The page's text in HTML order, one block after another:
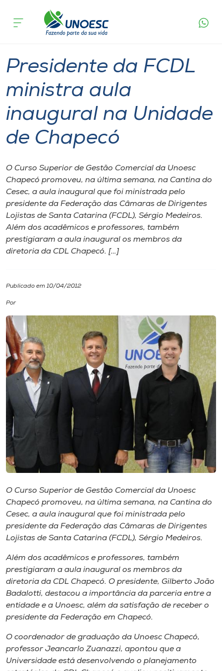
Cursos
Pesquisa
Atendimento ao Estudante
Portal de Ensino
A
Unoesc
Internacionalização
I.nova
Cultura
CPA
Biblioteca
Editora
Rádio
Museu
Store
Selecione
acontece
Presidente da FCDL
ministra aula
inaugural na Unidade
de Chapecó
O Curso Superior de Gestão Comercial da Unoesc
Chapecó promoveu, na última semana, na Cantina do
Cesec, a aula inaugural que foi ministrada pelo
presidente da Federação das Câmaras de Dirigentes
Lojistas de Santa Catarina (FCDL), Sérgio Medeiros.
Além dos acadêmicos e professores, também
prestigiaram a aula inaugural os membros da
diretoria da CDL Chapecó. […]
Publicado em 10/04/2012
Por
O Curso Superior de Gestão Comercial da Unoesc
Chapecó promoveu, na última semana, na Cantina do
Cesec, a aula inaugural que foi ministrada pelo
presidente da Federação das Câmaras de Dirigentes
Lojistas de Santa Catarina (FCDL), Sérgio Medeiros.
Além dos acadêmicos e professores, também
prestigiaram a aula inaugural os membros da
diretoria da CDL Chapecó. O presidente, Gilberto João
Badalotti, destacou a importância da parceria entre a
entidade e a Unoesc, além da satisfação de receber o
presidente da Federação em Chapecó.
O coordenador de graduação da Unoesc Chapecó,
professor Jeancarlo Zuanazzi, apontou que a
Universidade está desenvolvendo o planejamento